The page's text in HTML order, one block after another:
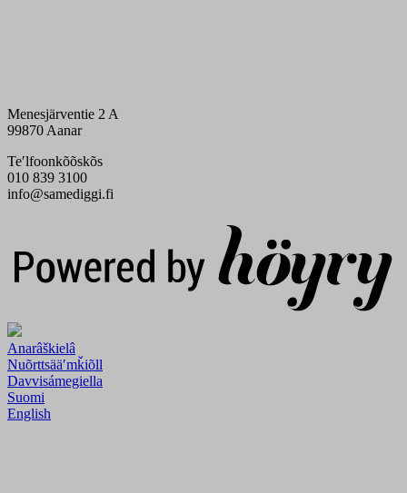
Menesjärventie 2 A
99870 Aanar
Teʹlfoonkõõskõs
010 839 3100
info@samediggi.fi
Anarâškielâ
Nuõrttsääʹmǩiõll
Davvisámegiella
Suomi
English